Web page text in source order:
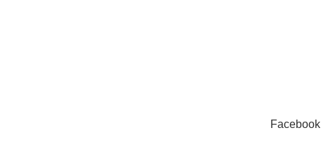
Facebook